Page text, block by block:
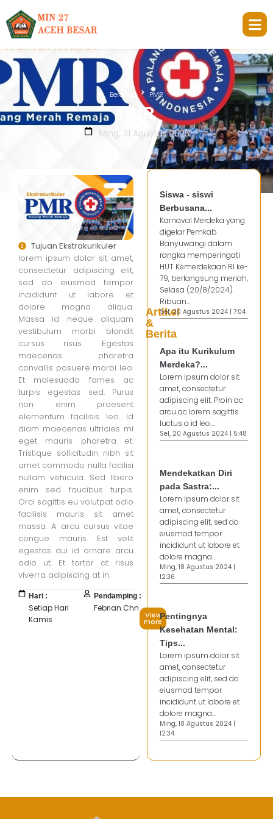
Beranda PMR
PMR
Ming, 31 Agustus 2025
Tujuan Ekstrakurikuler
lorem ipsum dolor sit amet,
consectetur adipiscing elit,
sed do eiusmod tempor
incididunt ut labore et
dolore magna aliqua.
Massa id neque aliquam
vestibulum morbi blandit
cursus risus. Egestas
maecenas pharetra
convallis posuere morbi leo.
Et malesuada fames ac
turpis egestas sed. Purus
non enim praesent
elementum facilisis leo. Id
diam maecenas ultricies mi
eget mauris pharetra et.
Tristique sollicitudin nibh sit
amet commodo nulla facilisi
nullam vehicula. Sed libero
enim sed faucibus turpis.
Orci sagittis eu volutpat odio
facilisis mauris sit amet
massa. A arcu cursus vitae
congue mauris. Est velit
egestas dui id ornare arcu
odio ut. Et tortor at risus
viverra adipiscing at in.
Hari :
Setiap Hari
Kamis
Pendamping :
Febrian Chn
Artikel
&
Berita
View
more
Siswa - siswi
Berbusana...
Karnaval Merdeka yang
digelar Pemkab
Banyuwangi dalam
rangka memperingati
HUT Kemerdekaan RI ke-
79, berlangsung meriah,
Selasa (20/8/2024).
Ribuan...
Sel, 20 Agustus 2024 | 7:04
Apa itu Kurikulum
Merdeka?...
Lorem ipsum dolor sit
amet, consectetur
adipiscing elit. Proin ac
arcu ac lorem sagittis
luctus a id leo....
Sel, 20 Agustus 2024 | 5:48
Mendekatkan Diri
pada Sastra:...
Lorem ipsum dolor sit
amet, consectetur
adipiscing elit, sed do
eiusmod tempor
incididunt ut labore et
dolore magna...
Ming, 18 Agustus 2024 |
12:36
Pentingnya
Kesehatan Mental:
Tips...
Lorem ipsum dolor sit
amet, consectetur
adipiscing elit, sed do
eiusmod tempor
incididunt ut labore et
dolore magna...
Ming, 18 Agustus 2024 |
12:34